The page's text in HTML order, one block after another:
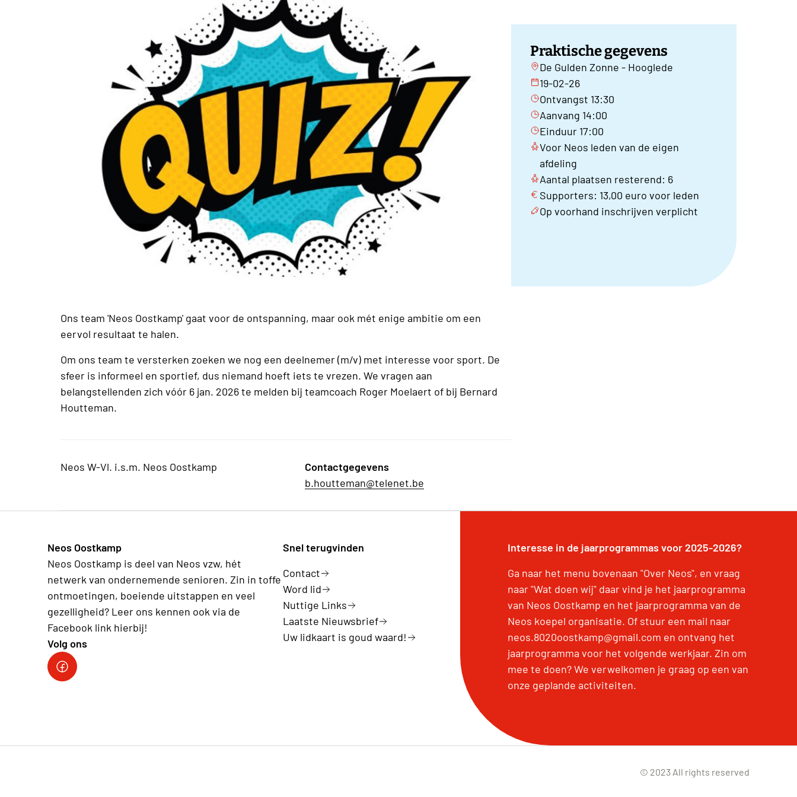
Praktische gegevens
De Gulden Zonne - Hooglede
19-02-26
Ontvangst 13:30
Aanvang 14:00
Einduur 17:00
Voor Neos leden van de eigen
afdeling
Aantal plaatsen resterend: 6
Supporters: 13,00 euro voor leden
Op voorhand inschrijven verplicht
Ons team 'Neos Oostkamp' gaat voor de ontspanning, maar ook mét enige ambitie om een
eervol resultaat te halen.
Om ons team te versterken zoeken we nog een deelnemer (m/v) met interesse voor sport. De
sfeer is informeel en sportief, dus niemand hoeft iets te vrezen. We vragen aan
belangstellenden zich vóór 6 jan. 2026 te melden bij teamcoach Roger Moelaert of bij Bernard
Houtteman.
Neos W-Vl. i.s.m. Neos Oostkamp
Contactgegevens
b.houtteman@telenet.be
Neos Oostkamp
Neos Oostkamp is deel van Neos vzw, hét
netwerk van ondernemende senioren. Zin in toffe
ontmoetingen, boeiende uitstappen en veel
gezelligheid? Leer ons kennen ook via de
Facebook link hierbij!
Volg ons
Facebook Neos Oostkamp
Snel terugvinden
Contact
Word lid
Nuttige Links
Laatste Nieuwsbrief
Uw lidkaart is goud waard!
Interesse in de jaarprogrammas voor 2025-2026?
Ga naar het menu bovenaan "Over Neos", en vraag
naar "Wat doen wij" daar vind je het jaarprogramma
van Neos Oostkamp en het jaarprogramma van de
Neos koepel organisatie. Of stuur een mail naar
neos.8020oostkamp@gmail.com en ontvang het
jaarprogramma voor het volgende werkjaar. Zin om
mee te doen? We verwelkomen je graag op een van
onze geplande activiteiten.
© 2023 All rights reserved